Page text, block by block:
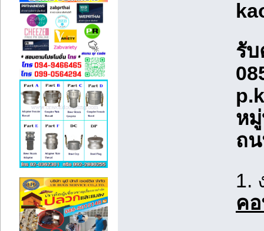
รั
ห
ถ
1.
ค